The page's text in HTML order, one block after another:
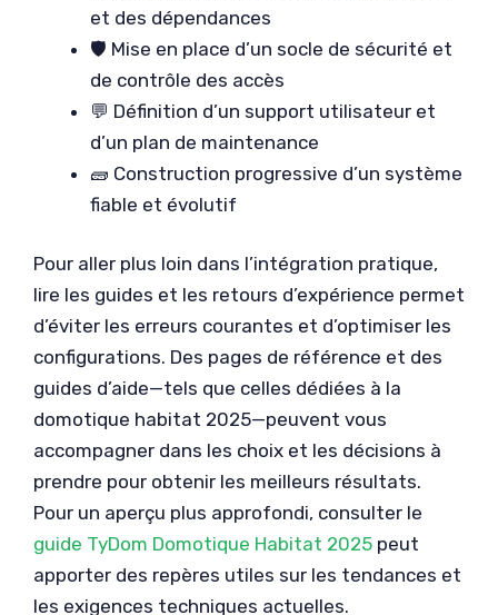
et des dépendances
🛡️ Mise en place d’un socle de sécurité et
de contrôle des accès
💬 Définition d’un support utilisateur et
d’un plan de maintenance
🧱 Construction progressive d’un système
fiable et évolutif
Pour aller plus loin dans l’intégration pratique,
lire les guides et les retours d’expérience permet
d’éviter les erreurs courantes et d’optimiser les
configurations. Des pages de référence et des
guides d’aide—tels que celles dédiées à la
domotique habitat 2025—peuvent vous
accompagner dans les choix et les décisions à
prendre pour obtenir les meilleurs résultats.
Pour un aperçu plus approfondi, consulter le
guide TyDom Domotique Habitat 2025 peut
apporter des repères utiles sur les tendances et
les exigences techniques actuelles.